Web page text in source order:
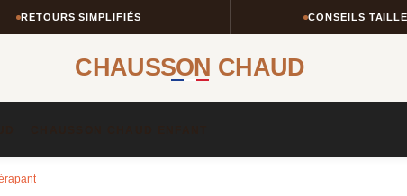
SIMPLIFIÉS CONSEILS TAILLE & STYLE
CHAUSSON CHAUD